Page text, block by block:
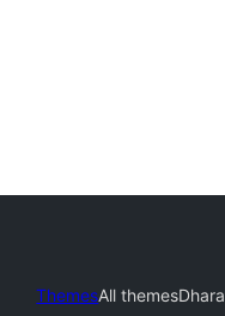
ThemesAll themesDhara